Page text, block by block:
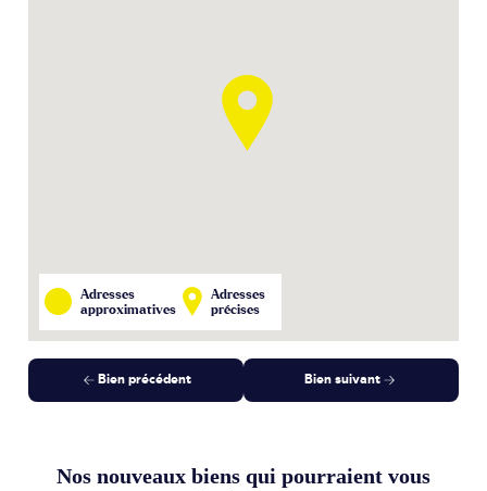
Adresses
approximatives
Adresses
précises
Bien précédent Bien suivant
Nos nouveaux biens qui pourraient vous